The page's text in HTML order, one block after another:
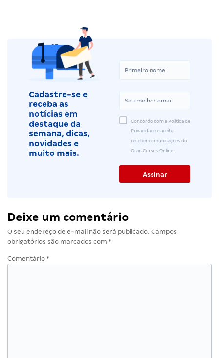
Cadastre-se e
receba as
notícias em
destaque da
semana, dicas,
novidades e
muito mais.
Concordo com a Política de
Privacidade e aceito
receber comunicações do
Gran Cursos Online.
Deixe um comentário
O seu endereço de e-mail não será publicado. Campos
obrigatórios são marcados com *
Comentário *